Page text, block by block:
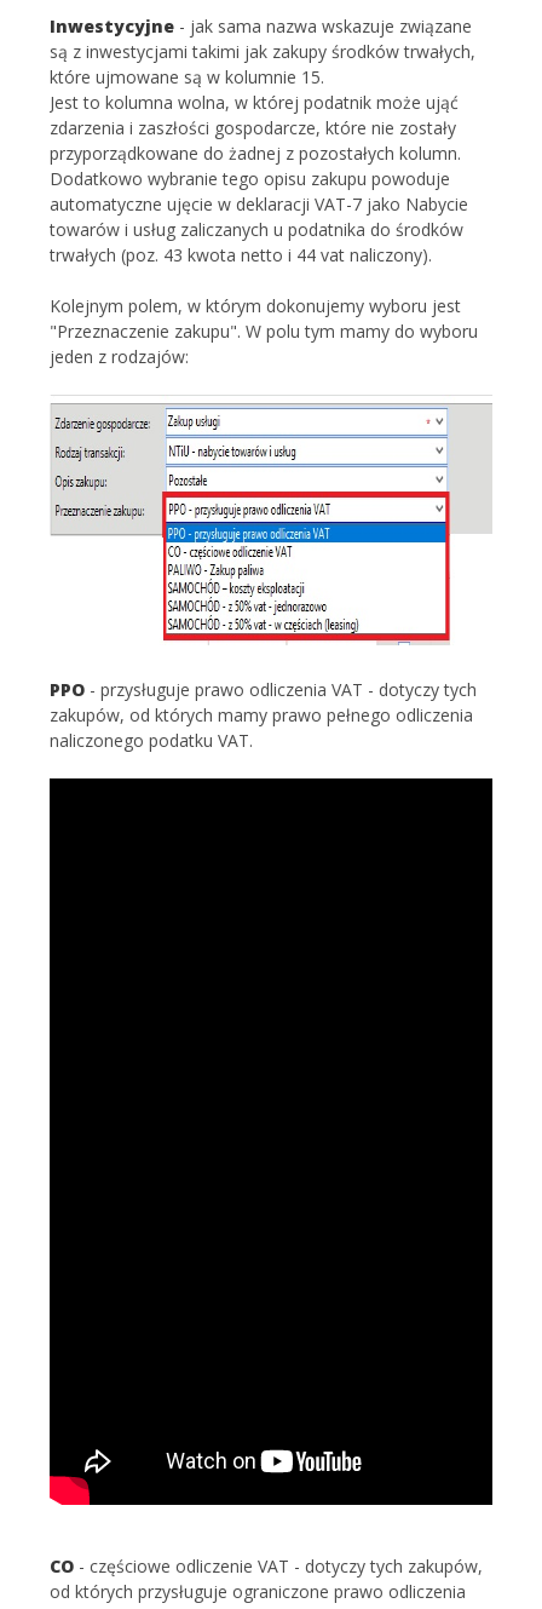
Inwestycyjne - jak sama nazwa wskazuje związane
są z inwestycjami takimi jak zakupy środków trwałych,
które ujmowane są w kolumnie 15.
Jest to kolumna wolna, w której podatnik może ująć
zdarzenia i zaszłości gospodarcze, które nie zostały
przyporządkowane do żadnej z pozostałych kolumn.
Dodatkowo wybranie tego opisu zakupu powoduje
automatyczne ujęcie w deklaracji VAT-7 jako Nabycie
towarów i usług zaliczanych u podatnika do środków
trwałych (poz. 43 kwota netto i 44 vat naliczony).
Kolejnym polem, w którym dokonujemy wyboru jest
"Przeznaczenie zakupu". W polu tym mamy do wyboru
jeden z rodzajów:
PPO - przysługuje prawo odliczenia VAT - dotyczy tych
zakupów, od których mamy prawo pełnego odliczenia
naliczonego podatku VAT.
CO - częściowe odliczenie VAT - dotyczy tych zakupów,
od których przysługuje ograniczone prawo odliczenia